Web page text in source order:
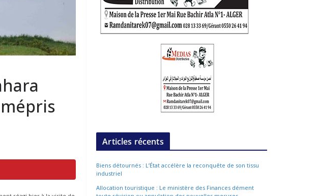
Articles récents
Biens détournés : L’État accélère la reconquête de son tissu
industriel
Allocation touristique : Le ministère des Finances dément